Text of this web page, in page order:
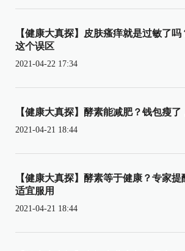
【健康大真探】皮肤瘙痒就是过敏了
这个误区
2021-04-22 17:34
【健康大真探】酵素能减肥？钱包瘦
2021-04-21 18:44
【健康大真探】酵素等于健康？专家
适宜服用
2021-04-21 18:44